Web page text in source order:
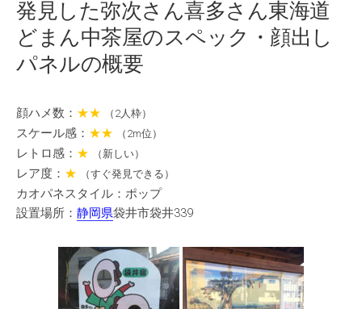
発見した弥次さん喜多さん東海道
どまん中茶屋のスペック・顔出し
パネルの概要
顔ハメ数： ★★ （2人枠）
スケール感： ★★ （2m位）
レトロ感： ★ （新しい）
レア度： ★ （すぐ発見できる）
カオパネスタイル：ポップ
設置場所： 静岡県袋井市袋井339